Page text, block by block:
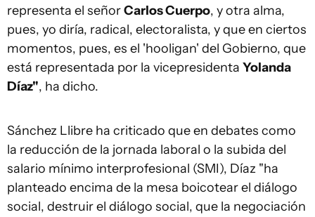
representa el señorCarlos Cuerpo, y otra alma,
pues, yo diría, radical, electoralista, y que en ciertos
momentos, pues, es el 'hooligan' del Gobierno, que
está representada por la vicepresidenta Yolanda
Díaz", ha dicho.
Sánchez Llibre ha criticado que en debates como
la reducción de la jornada laboral o la subida del
salario mínimo interprofesional (SMI), Díaz "ha
planteado encima de la mesa boicotear el diálogo
social, destruir el diálogo social, que la negociación